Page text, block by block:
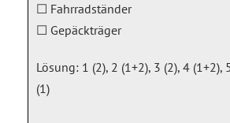
☐ Fahrradständer
☐ Gepäckträger
Lösung: 1 (2), 2 (1+2), 3 (2), 4 (1+2),
(1)